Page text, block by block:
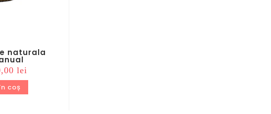
naturala
lei.
lei
curent
este:
coș